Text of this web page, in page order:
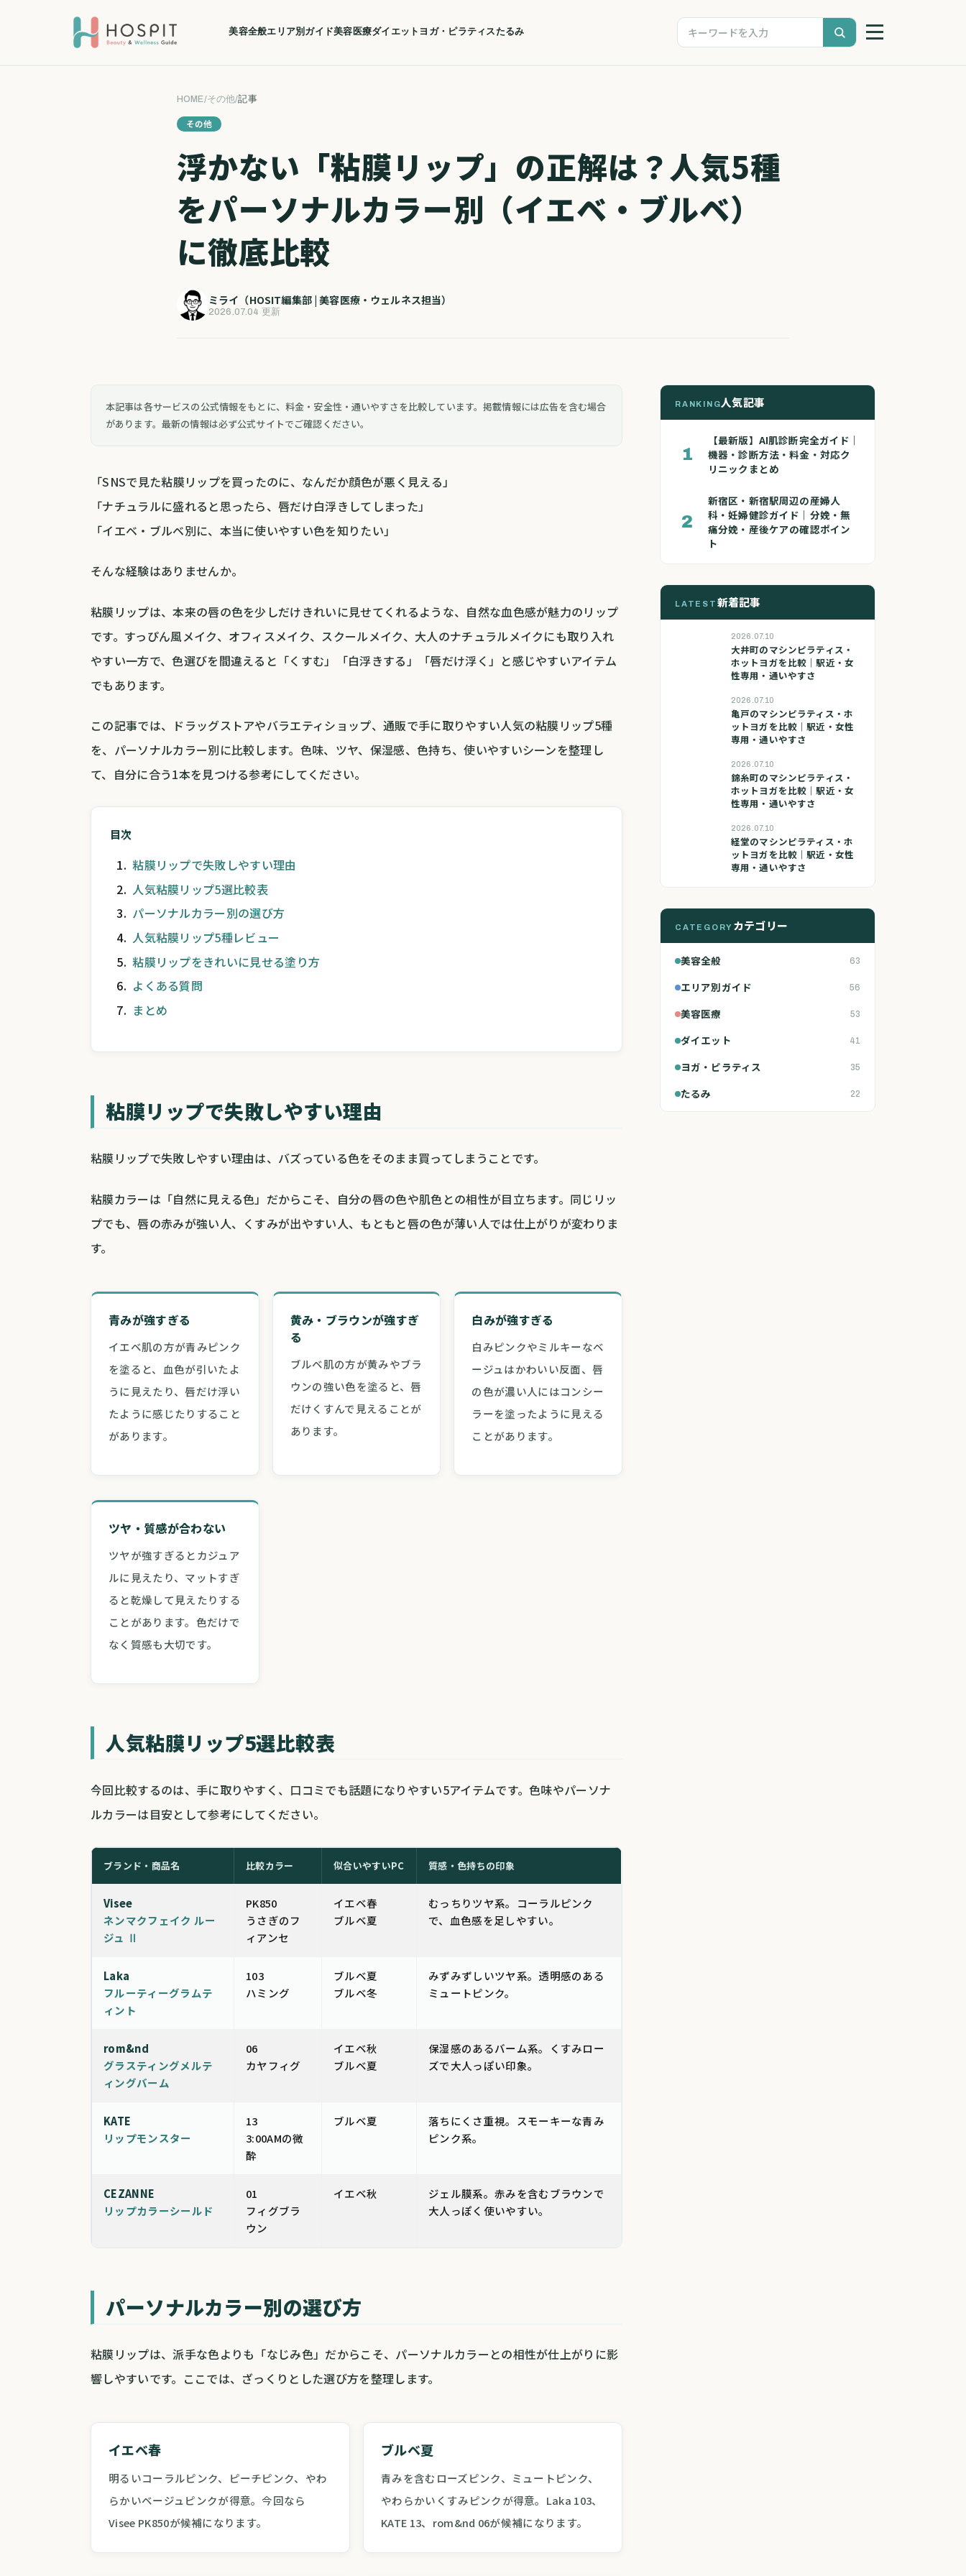
美容全般エリア別ガイド美容医療ダイエット ヨガ・ピラティスたるみ
HOME/その他/記事
その他
浮かない「粘膜リップ」の正解は？人気5種
をパーソナルカラー別（イエベ・ブルベ）
に徹底比較
ミライ（HOSIT編集部 | 美容医療・ウェルネス担当）
2026.07.04 更新
本記事は各サービスの公式情報をもとに、料金・安全性・通いやすさを比較しています。掲載情報には広告を含む場合
があります。最新の情報は必ず公式サイトでご確認ください。
「SNSで見た粘膜リップを買ったのに、なんだか顔色が悪く見える」
「ナチュラルに盛れると思ったら、唇だけ白浮きしてしまった」
「イエベ・ブルベ別に、本当に使いやすい色を知りたい」
そんな経験はありませんか。
粘膜リップは、本来の唇の色を少しだけきれいに見せてくれるような、自然な血色感が魅力のリップ
です。すっぴん風メイク、オフィスメイク、スクールメイク、大人のナチュラルメイクにも取り入れ
やすい一方で、色選びを間違えると「くすむ」「白浮きする」「唇だけ浮く」と感じやすいアイテム
でもあります。
この記事では、ドラッグストアやバラエティショップ、通販で手に取りやすい人気の粘膜リップ5種
を、パーソナルカラー別に比較します。色味、ツヤ、保湿感、色持ち、使いやすいシーンを整理し
て、自分に合う1本を見つける参考にしてください。
目次
粘膜リップで失敗しやすい理由
人気粘膜リップ5選比較表
パーソナルカラー別の選び方
人気粘膜リップ5種レビュー
粘膜リップをきれいに見せる塗り方
よくある質問
まとめ
粘膜リップで失敗しやすい理由
粘膜リップで失敗しやすい理由は、バズっている色をそのまま買ってしまうことです。
粘膜カラーは「自然に見える色」だからこそ、自分の唇の色や肌色との相性が目立ちます。同じリッ
プでも、唇の赤みが強い人、くすみが出やすい人、もともと唇の色が薄い人では仕上がりが変わりま
す。
青みが強すぎる
イエベ肌の方が青みピンク
を塗ると、血色が引いたよ
うに見えたり、唇だけ浮い
たように感じたりすること
があります。
黄み・ブラウンが強すぎ
る
ブルベ肌の方が黄みやブラ
ウンの強い色を塗ると、唇
だけくすんで見えることが
あります。
白みが強すぎる
白みピンクやミルキーなベ
ージュはかわいい反面、唇
の色が濃い人にはコンシー
ラーを塗ったように見える
ことがあります。
ツヤ・質感が合わない
ツヤが強すぎるとカジュア
ルに見えたり、マットすぎ
ると乾燥して見えたりする
ことがあります。色だけで
なく質感も大切です。
人気粘膜リップ5選比較表
今回比較するのは、手に取りやすく、口コミでも話題になりやすい5アイテムです。色味やパーソナ
ルカラーは目安として参考にしてください。
ブランド・商品名 比較カラー 似合いやすいPC 質感・色持ちの印象
Visee
ネンマクフェイク ルー
ジュ Ⅱ
PK850
うさぎのフ
ィアンセ
イエベ春
ブルベ夏
むっちりツヤ系。コーラルピンク
で、血色感を足しやすい。
Laka
フルーティーグラムテ
ィント
103
ハミング
ブルベ夏
ブルベ冬
みずみずしいツヤ系。透明感のある
ミュートピンク。
rom&nd
グラスティングメルテ
ィングバーム
06
カヤフィグ
イエベ秋
ブルベ夏
保湿感のあるバーム系。くすみロー
ズで大人っぽい印象。
KATE
リップモンスター
13
3:00AMの微
酔
ブルベ夏
落ちにくさ重視。スモーキーな青み
ピンク系。
CEZANNE
リップカラーシールド
01
フィグブラ
ウン
イエベ秋
ジェル膜系。赤みを含むブラウンで
大人っぽく使いやすい。
パーソナルカラー別の選び方
粘膜リップは、派手な色よりも「なじみ色」だからこそ、パーソナルカラーとの相性が仕上がりに影
響しやすいです。ここでは、ざっくりとした選び方を整理します。
イエベ春
明るいコーラルピンク、ピーチピンク、やわ
らかいベージュピンクが得意。今回なら
Visee PK850が候補になります。
ブルベ夏
青みを含むローズピンク、ミュートピンク、
やわらかいくすみピンクが得意。Laka 103、
KATE 13、rom&nd 06が候補になります。
RANKING人気記事
1
【最新版】AI肌診断完全ガイド｜
機器・診断方法・料金・対応ク
リニックまとめ
2
新宿区・新宿駅周辺の産婦人
科・妊婦健診ガイド｜分娩・無
痛分娩・産後ケアの確認ポイン
ト
LATEST 新着記事
2026.07.10
大井町のマシンピラティス・
ホットヨガを比較｜駅近・女
性専用・通いやすさ
2026.07.10
亀戸のマシンピラティス・ホ
ットヨガを比較｜駅近・女性
専用・通いやすさ
2026.07.10
錦糸町のマシンピラティス・
ホットヨガを比較｜駅近・女
性専用・通いやすさ
2026.07.10
経堂のマシンピラティス・ホ
ットヨガを比較｜駅近・女性
専用・通いやすさ
CATEGORY カテゴリー
美容全般 63
エリア別ガイド 56
美容医療 53
ダイエット 41
ヨガ・ピラティス 35
たるみ 22